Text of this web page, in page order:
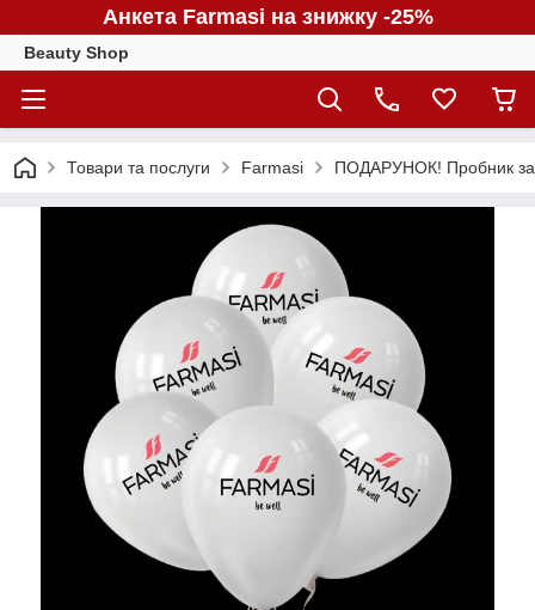
Анкета Farmasi на знижку -25%
Beauty Shop
Товари та послуги Farmasi ПОДАРУНОК! Пробник за